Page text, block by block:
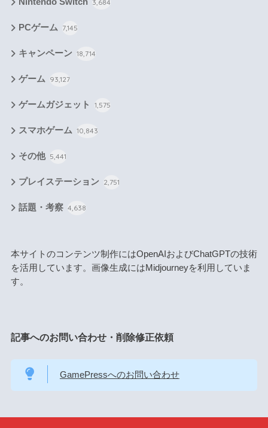
3,684
PCゲーム 7,145
キャンペーン 18,714
ゲーム 93,127
ゲームガジェット 1,575
スマホゲーム 10,843
その他 5,441
プレイステーション 2,751
話題・考察 4,638
本サイトのコンテンツ制作にはOpenAIおよびChatGPTの技術
を活用しています。画像生成にはMidjourneyを利用していま
す。
記事へのお問い合わせ・削除修正依頼
GamePressへのお問い合わせ